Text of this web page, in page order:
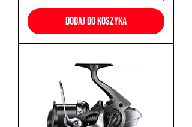
Dodaj do koszyka